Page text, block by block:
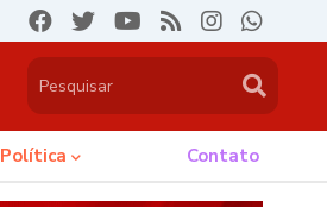
Política Contato